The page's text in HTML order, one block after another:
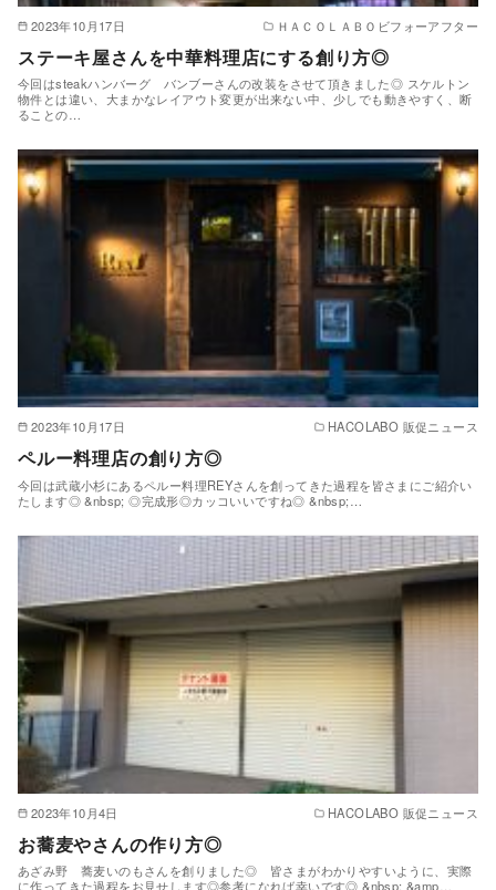
2023年10月17日 ＨＡＣＯＬＡＢＯビフォーアフター
ステーキ屋さんを中華料理店にする創り方◎
今回はsteakハンバーグ バンブーさんの改装をさせて頂きました◎ スケルトン
物件とは違い、大まかなレイアウト変更が出来ない中、少しでも動きやすく、断
ることの…
2023年10月17日 HACOLABO 販促ニュース
ペルー料理店の創り方◎
今回は武蔵小杉にあるペルー料理REYさんを創ってきた過程を皆さまにご紹介い
たします◎ &nbsp; ◎完成形◎カッコいいですね◎ &nbsp;…
2023年10月4日 HACOLABO 販促ニュース
お蕎麦やさんの作り方◎
あざみ野 蕎麦いのもさんを創りました◎ 皆さまがわかりやすいように、実際
に作ってきた過程をお見せします◎参考になれば幸いです◎ &nbsp; &amp…